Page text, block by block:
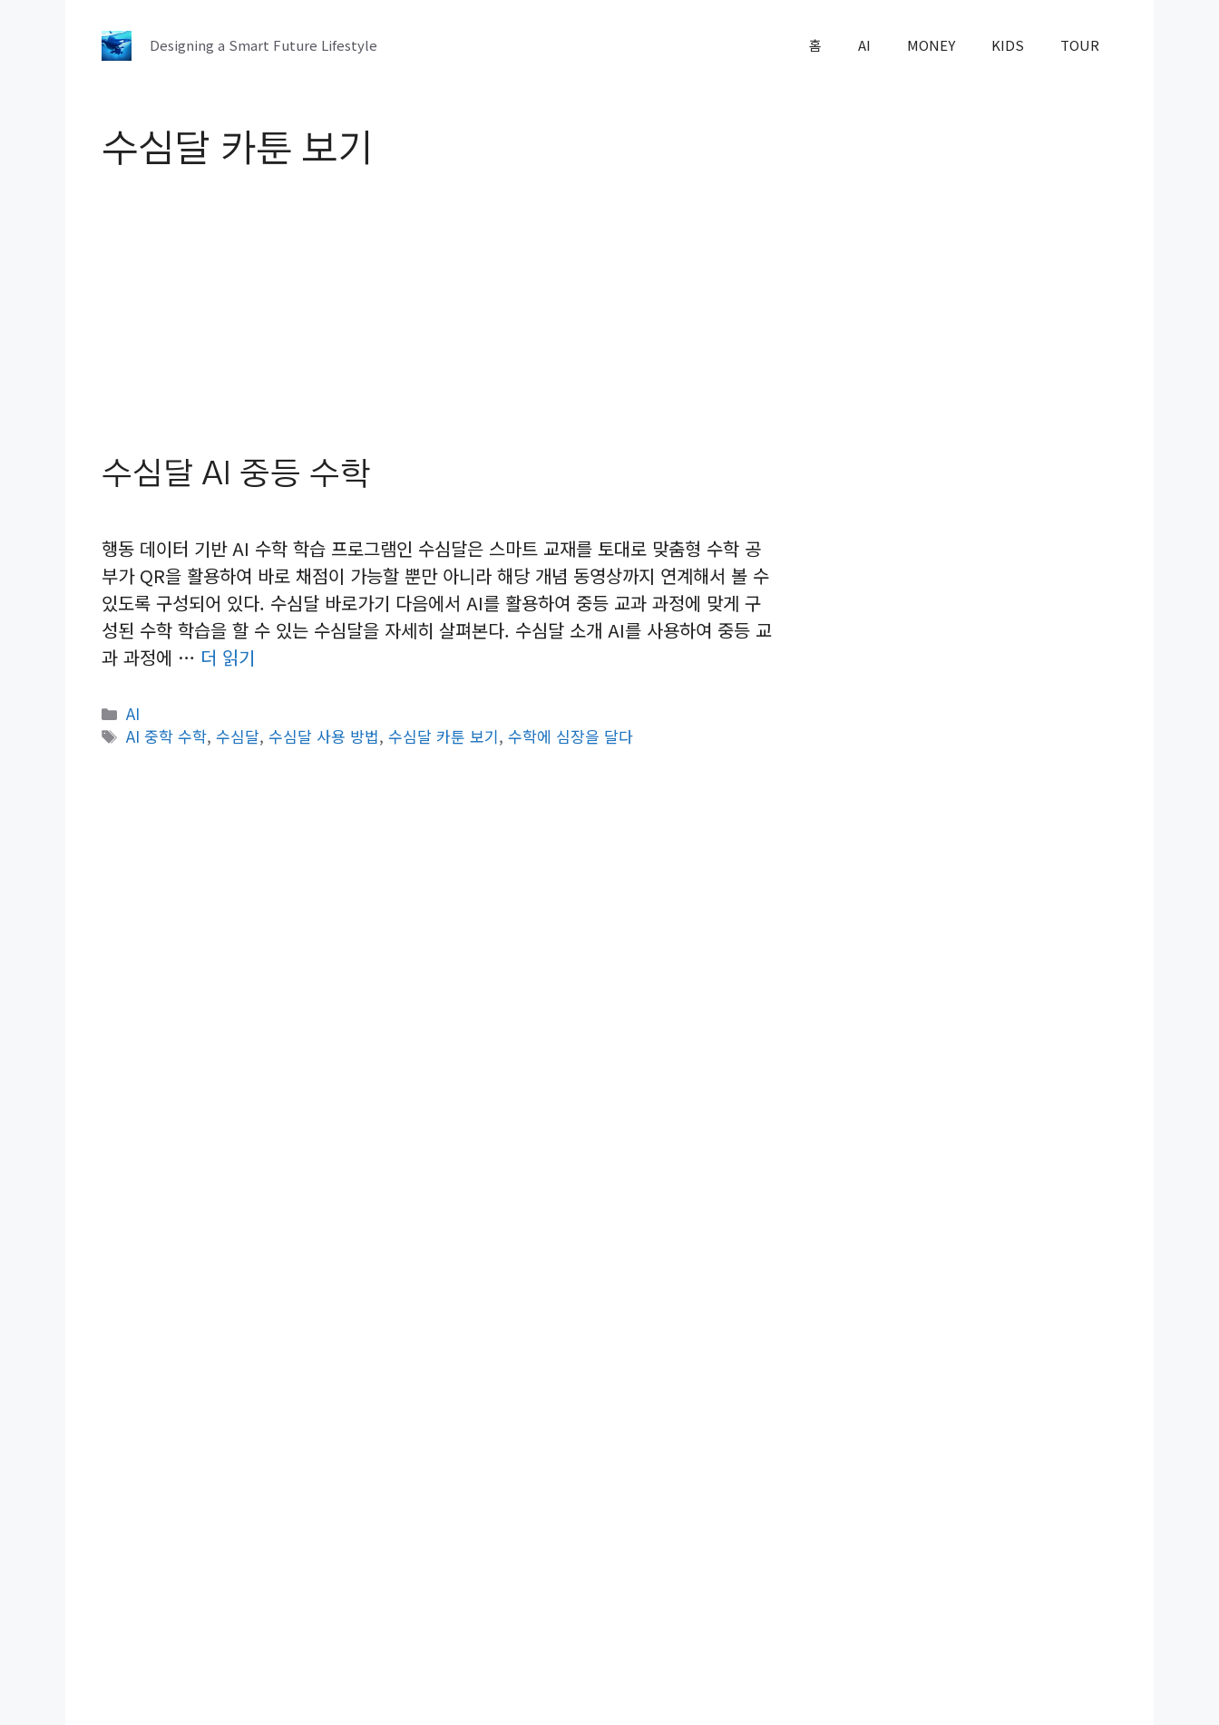
Designing a Smart Future Lifestyle 홈 AI MONEY KIDS TOUR
수심달 카툰 보기
수심달 AI 중등 수학
행동 데이터 기반 AI 수학 학습 프로그램인 수심달은 스마트 교재를 토대로 맞춤형 수학 공
부가 QR을 활용하여 바로 채점이 가능할 뿐만 아니라 해당 개념 동영상까지 연계해서 볼 수
있도록 구성되어 있다. 수심달 바로가기 다음에서 AI를 활용하여 중등 교과 과정에 맞게 구
성된 수학 학습을 할 수 있는 수심달을 자세히 살펴본다. 수심달 소개 AI를 사용하여 중등 교
과 과정에 … 더 읽기
카
테
AI
태
AI 중학 수학,수심달,수심달 사용 방법,수심달 카툰 보기,수학에 심장을 달다